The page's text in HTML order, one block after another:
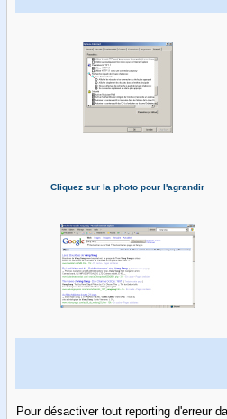
Cliquez sur la photo pour l'agrandir
Pour désactiver tout reporting d'erreur